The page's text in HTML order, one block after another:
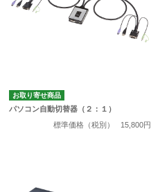
お取り寄せ商品
パソコン自動切替器（２：１）
標準価格（税別）
15,800円